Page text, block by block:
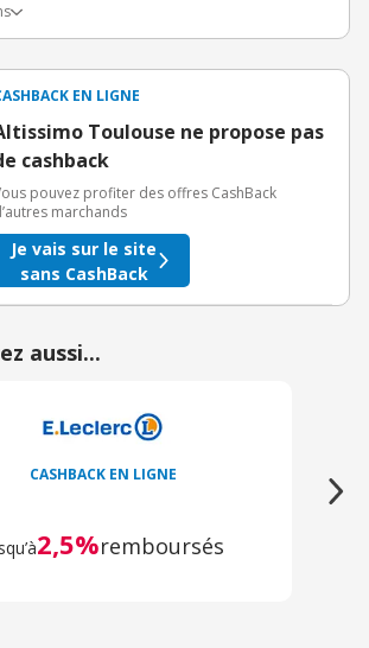
immédiatement + 1€ supplémentaire
toute première inscription chez eBuyClub.
EN LIGNE
Toulouse ne propose pas
cashback
pouvez profiter des offres CashBack
marchands
Je vais sur le site
sans CashBack
aussi...
CASHBACK EN LIGNE
2,5%remboursés